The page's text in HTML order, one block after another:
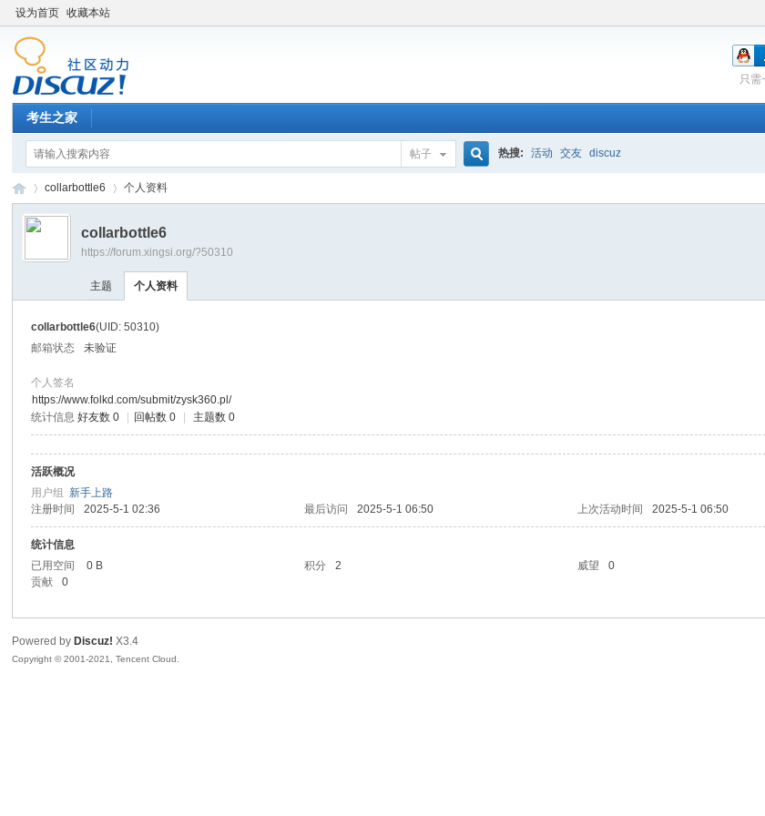
设为首页 收藏本站
只需
考生之家
帖子 热搜: 活动 交友 discuz
›
collarbottle6 个人资料
collarbottle6
https://forum.xingsi.org/?50310
主题 个人资料
collarbottle6(UID: 50310)
邮箱状态
未验证
个人签名
https://www.folkd.com/submit/zysk360.pl/
统计信息 好友数 0 回帖数 0 主题数 0
活跃概况
用户组新手上路
注册时间
2025-5-1 02:36 最后访问 2025-5-1 06:50 上次活动时间 2025-5-1 06:50
统计信息
已用空间
0 B 积分 2 威望 0
贡献
0
Powered by Discuz! X3.4
Copyright © 2001-2021, Tencent Cloud.